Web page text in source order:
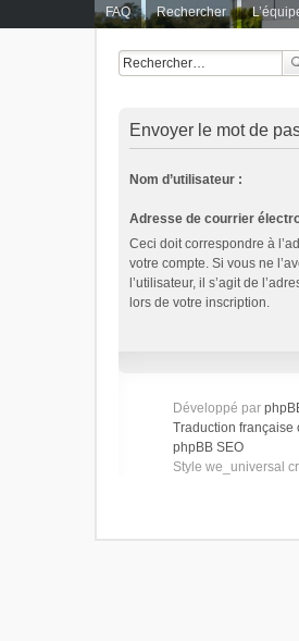
FAQ Rechercher
Envoyer le mot de
Nom d’utilisateur :
Adresse de courrier
Ceci doit correspondre à
votre compte. Si vous ne
l’utilisateur, il s’agit de
lors de votre inscription.
Développé par
Traduction française
phpBB SEO
Style we_universal